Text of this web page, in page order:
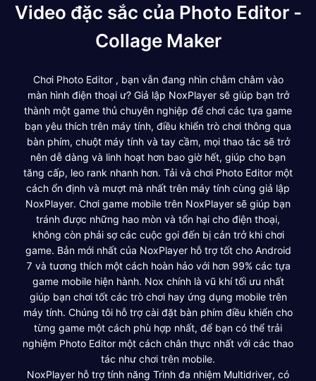
Video đặc sắc của Photo Editor -
Collage Maker
Chơi Photo Editor , bạn vẫn đang nhìn chằm chằm vào
màn hình điện thoại ư? Giả lập NoxPlayer sẽ giúp bạn trở
thành một game thủ chuyên nghiệp để chơi các tựa game
bạn yêu thích trên máy tính, điều khiển trò chơi thông qua
bàn phím, chuột máy tính và tay cầm, mọi thao tác sẽ trở
nên dễ dàng và linh hoạt hơn bao giờ hết, giúp cho bạn
tăng cấp, leo rank nhanh hơn. Tải và chơi Photo Editor một
cách ổn định và mượt mà nhất trên máy tính cùng giả lập
NoxPlayer. Chơi game mobile trên NoxPlayer sẽ giúp bạn
tránh được những hao mòn và tổn hại cho điện thoại,
không còn phải sợ các cuộc gọi đến bị cản trở khi chơi
game. Bản mới nhất của NoxPlayer hỗ trợ tốt cho Android
7 và tương thích một cách hoàn hảo với hơn 99% các tựa
game mobile hiện hành. Nox chính là vũ khí tối ưu nhất
giúp bạn chơi tốt các trò chơi hay ứng dụng mobile trên
máy tính. Chúng tôi hỗ trợ cài đặt bàn phím điều khiển cho
từng game một cách phù hợp nhất, để bạn có thể trải
nghiệm Photo Editor một cách chân thực nhất với các thao
tác như chơi trên mobile.
NoxPlayer hỗ trợ tính năng Trình đa nhiệm Multidriver, có